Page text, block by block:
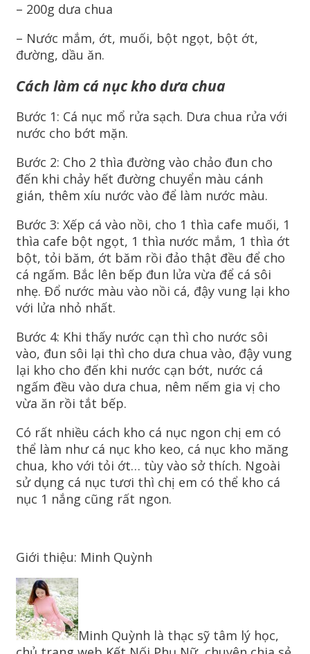
– 200g dưa chua
– Nước mắm, ớt, muối, bột ngọt, bột ớt,
đường, dầu ăn.
Cách làm cá nục kho dưa chua
Bước 1: Cá nục mổ rửa sạch. Dưa chua rửa với
nước cho bớt mặn.
Bước 2: Cho 2 thìa đường vào chảo đun cho
đến khi chảy hết đường chuyển màu cánh
gián, thêm xíu nước vào để làm nước màu.
Bước 3: Xếp cá vào nồi, cho 1 thìa cafe muối, 1
thìa cafe bột ngọt, 1 thìa nước mắm, 1 thìa ớt
bột, tỏi băm, ớt băm rồi đảo thật đều để cho
cá ngấm. Bắc lên bếp đun lửa vừa để cá sôi
nhẹ. Đổ nước màu vào nồi cá, đậy vung lại kho
với lửa nhỏ nhất.
Bước 4: Khi thấy nước cạn thì cho nước sôi
vào, đun sôi lại thì cho dưa chua vào, đậy vung
lại kho cho đến khi nước cạn bớt, nước cá
ngấm đều vào dưa chua, nêm nếm gia vị cho
vừa ăn rồi tắt bếp.
Có rất nhiều cách kho cá nục ngon chị em có
thể làm như cá nục kho keo, cá nục kho măng
chua, kho với tỏi ớt… tùy vào sở thích. Ngoài
sử dụng cá nục tươi thì chị em có thể kho cá
nục 1 nắng cũng rất ngon.
Giới thiệu: Minh Quỳnh
Minh Quỳnh là thạc sỹ tâm lý học,